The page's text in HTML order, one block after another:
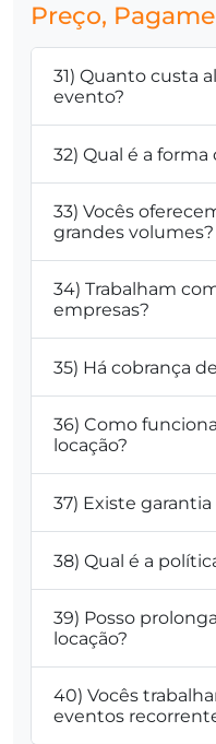
Preço,
31) Quanto custa
evento?
32) Qual é a
33) Vocês
grandes volumes?
34) Trabalham
empresas?
35) Há cobrança
36) Como
locação?
37) Existe
38) Qual é a
39) Posso
locação?
40) Vocês
eventos